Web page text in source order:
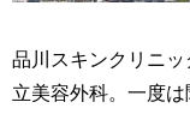
品川スキンクリニ
立美容外科。一度